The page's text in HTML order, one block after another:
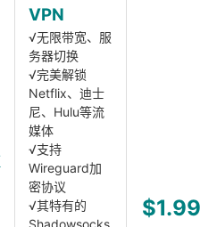
VPN
√无限带宽、服
务器切换
√完美解锁
Netflix、迪士
尼、Hulu等流
媒体
√支持
Wireguard加
密协议
√其特有的
Shadowsocks
$1.99